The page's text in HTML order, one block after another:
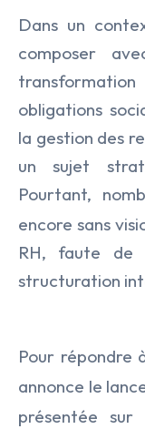
Dans un
composer
obligations
la gestion des
un sujet
Pourtant,
encore sans
RH, faute de
structuration
Pour répondre
annonce le
présentée